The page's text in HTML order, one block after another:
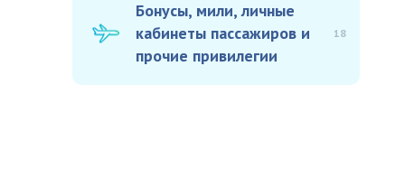
Бонусы, мили, личные
кабинеты пассажиров и
прочие привилегии
18